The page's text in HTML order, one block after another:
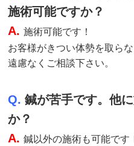
施術可能ですか？
A. 施術可能です！
お客様がきつい体勢を取ら
遠慮なくご相談下さい。
Q.鍼が苦手です。他
か？
A.鍼以外の施術も可能です